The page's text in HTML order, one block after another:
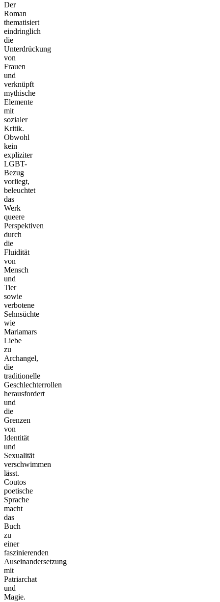
Der
Roman
thematisiert
eindringlich
die
Unterdrückung
von
Frauen
und
verknüpft
mythische
Elemente
mit
sozialer
Kritik.
Obwohl
kein
expliziter
LGBT-
Bezug
vorliegt,
beleuchtet
das
Werk
queere
Perspektiven
durch
die
Fluidität
von
Mensch
und
Tier
sowie
verbotene
Sehnsüchte
wie
Mariamars
Liebe
zu
Archangel,
die
traditionelle
Geschlechterrollen
herausfordert
und
die
Grenzen
von
Identität
und
Sexualität
verschwimmen
lässt.
Coutos
poetische
Sprache
macht
das
Buch
zu
einer
faszinierenden
Auseinandersetzung
mit
Patriarchat
und
Magie.